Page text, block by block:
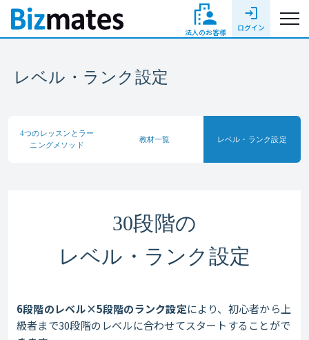
法人のお客様 ログイン
login
レベル・ランク設定
4つのレッスンと ラー
ニングメソッド
教材一覧 レベル・ランク設定
30段階の
レベル・ランク設定
6段階のレベル×5段階のランク設定により、初心者から上
級者まで30段階のレベルに合わせてスタートすることがで